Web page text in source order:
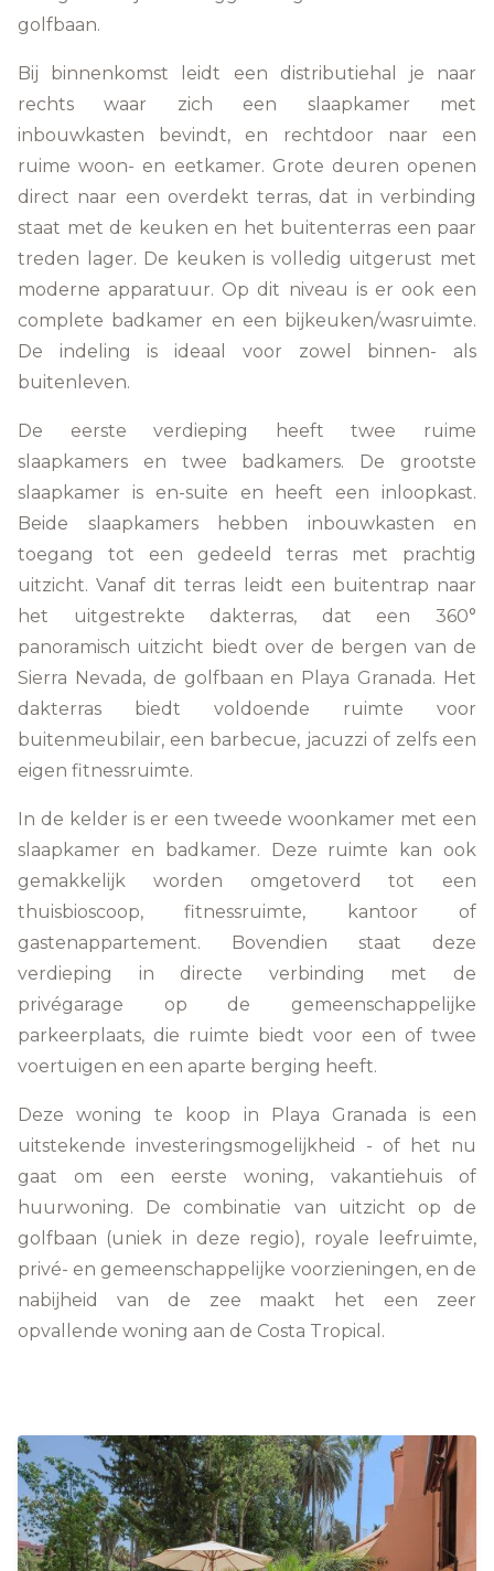
golfbaan.
Bij binnenkomst leidt een distributiehal je naar
rechts waar zich een slaapkamer met
inbouwkasten bevindt, en rechtdoor naar een
ruime woon- en eetkamer. Grote deuren openen
direct naar een overdekt terras, dat in verbinding
staat met de keuken en het buitenterras een paar
treden lager. De keuken is volledig uitgerust met
moderne apparatuur. Op dit niveau is er ook een
complete badkamer en een bijkeuken/wasruimte.
De indeling is ideaal voor zowel binnen- als
buitenleven.
De eerste verdieping heeft twee ruime
slaapkamers en twee badkamers. De grootste
slaapkamer is en-suite en heeft een inloopkast.
Beide slaapkamers hebben inbouwkasten en
toegang tot een gedeeld terras met prachtig
uitzicht. Vanaf dit terras leidt een buitentrap naar
het uitgestrekte dakterras, dat een 360°
panoramisch uitzicht biedt over de bergen van de
Sierra Nevada, de golfbaan en Playa Granada. Het
dakterras biedt voldoende ruimte voor
buitenmeubilair, een barbecue, jacuzzi of zelfs een
eigen fitnessruimte.
In de kelder is er een tweede woonkamer met een
slaapkamer en badkamer. Deze ruimte kan ook
gemakkelijk worden omgetoverd tot een
thuisbioscoop, fitnessruimte, kantoor of
gastenappartement. Bovendien staat deze
verdieping in directe verbinding met de
privégarage op de gemeenschappelijke
parkeerplaats, die ruimte biedt voor een of twee
voertuigen en een aparte berging heeft.
Deze woning te koop in Playa Granada is een
uitstekende investeringsmogelijkheid - of het nu
gaat om een eerste woning, vakantiehuis of
huurwoning. De combinatie van uitzicht op de
golfbaan (uniek in deze regio), royale leefruimte,
privé- en gemeenschappelijke voorzieningen, en de
nabijheid van de zee maakt het een zeer
opvallende woning aan de Costa Tropical.